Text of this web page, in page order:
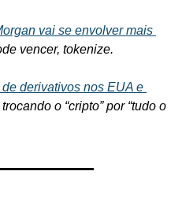
vai se envolver mais
vencer, tokenize.
derivativos nos EUA e
trocando o “cripto” por “tudo o